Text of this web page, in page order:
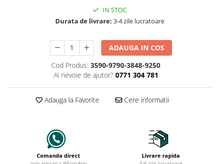
IN STOC
Durata de livrare: 3-4 zile lucratoare
ADAUGA IN COS
Cod Produs: 3590-9790-3848-9250
Ai nevoie de ajutor? 0771 304 781
Adauga la Favorite Cere informatii
Comanda direct Livrare rapida